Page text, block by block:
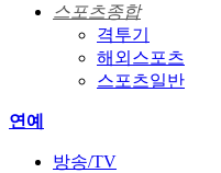
스포츠종합
격투기
해외스포츠
스포츠일반
연예
방송/TV